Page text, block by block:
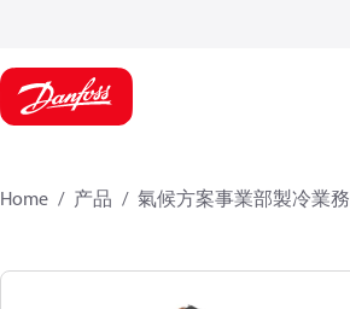
Home 产品 氣候方案事業部製冷業務